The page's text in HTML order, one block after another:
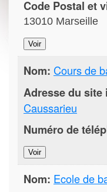
Code Postal et
13010 Marseille
Nom: Cours de
Adresse du site
Caussarieu
Numéro de
Nom: Ecole de